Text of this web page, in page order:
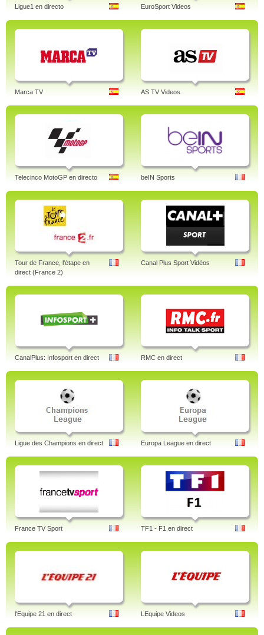
Ligue1 en directo EuroSport Videos
Marca TV AS TV Videos
Telecinco MotoGP en directo beIN Sports
Tour de France, l'étape en
direct (France 2)
Canal Plus Sport Vidéos
CanalPlus: Infosport en direct RMC en direct
Ligue des Champions en direct Europa League en direct
France TV Sport TF1 - F1 en direct
l'Equipe 21 en direct LEquipe Videos